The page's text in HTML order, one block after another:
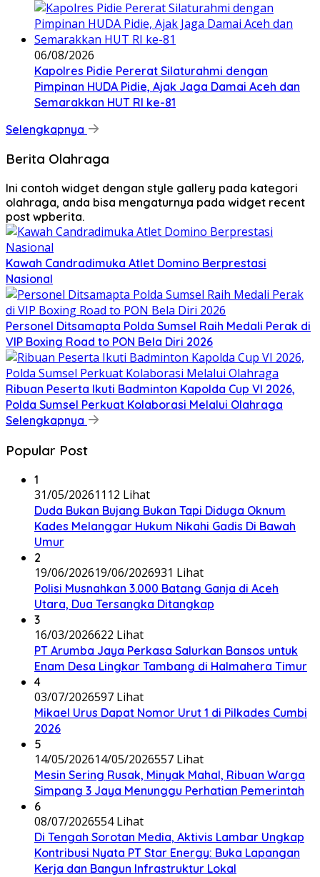
06/08/2026
Kapolres Pidie Pererat Silaturahmi dengan
Pimpinan HUDA Pidie, Ajak Jaga Damai Aceh dan
Semarakkan HUT RI ke-81
Selengkapnya
Berita Olahraga
Ini contoh widget dengan style gallery pada kategori
olahraga, anda bisa mengaturnya pada widget recent
post wpberita.
Kawah Candradimuka Atlet Domino Berprestasi
Nasional
Personel Ditsamapta Polda Sumsel Raih Medali Perak di
VIP Boxing Road to PON Bela Diri 2026
Ribuan Peserta Ikuti Badminton Kapolda Cup VI 2026,
Polda Sumsel Perkuat Kolaborasi Melalui Olahraga
Selengkapnya
Popular Post
1
31/05/20261112 Lihat
Duda Bukan Bujang Bukan Tapi Diduga Oknum
Kades Melanggar Hukum Nikahi Gadis Di Bawah
Umur
2
19/06/202619/06/2026931 Lihat
Polisi Musnahkan 3.000 Batang Ganja di Aceh
Utara, Dua Tersangka Ditangkap
3
16/03/2026622 Lihat
PT Arumba Jaya Perkasa Salurkan Bansos untuk
Enam Desa Lingkar Tambang di Halmahera Timur
4
03/07/2026597 Lihat
Mikael Urus Dapat Nomor Urut 1 di Pilkades Cumbi
2026
5
14/05/202614/05/2026557 Lihat
Mesin Sering Rusak, Minyak Mahal, Ribuan Warga
Simpang 3 Jaya Menunggu Perhatian Pemerintah
6
08/07/2026554 Lihat
Di Tengah Sorotan Media, Aktivis Lambar Ungkap
Kontribusi Nyata PT Star Energy: Buka Lapangan
Kerja dan Bangun Infrastruktur Lokal